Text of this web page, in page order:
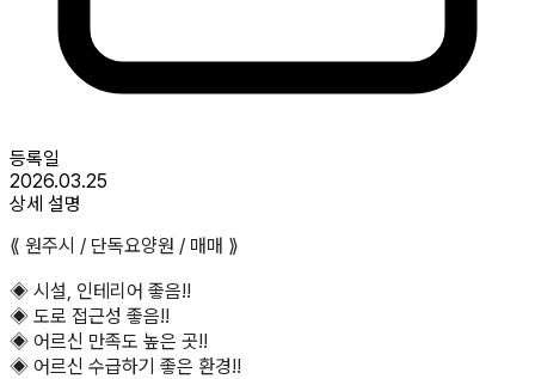
등록일
2026.03.25
상세 설명
⟪ 원주시 / 단독요양원 / 매매 ⟫
◈ 시설, 인테리어 좋음!!
◈ 도로 접근성 좋음!!
◈ 어르신 만족도 높은 곳!!
◈ 어르신 수급하기 좋은 환경!!